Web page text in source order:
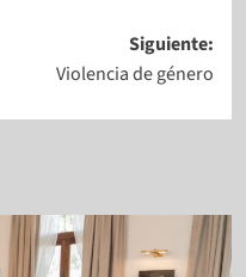
Siguiente:
Violencia de género